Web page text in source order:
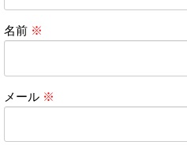
名前 ※
メール ※